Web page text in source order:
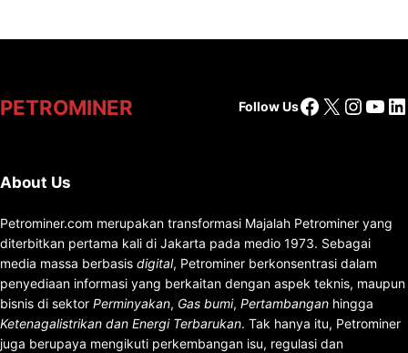
PETROMINER Follow UsFacebook
X
About Us
Petrominer.com merupakan transformasi Majalah Petrominer yang
diterbitkan pertama kali di Jakarta pada medio 1973. Sebagai
media massa berbasis digital, Petrominer berkonsentrasi dalam
penyediaan informasi yang berkaitan dengan aspek teknis, maupun
bisnis di sektor Perminyakan, Gas bumi, Pertambangan hingga
Ketenagalistrikan dan Energi Terbarukan. Tak hanya itu, Petrominer
juga berupaya mengikuti perkembangan isu, regulasi dan